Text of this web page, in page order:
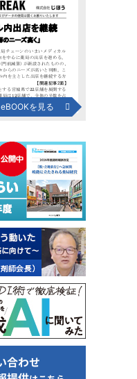
eBOOKを見る